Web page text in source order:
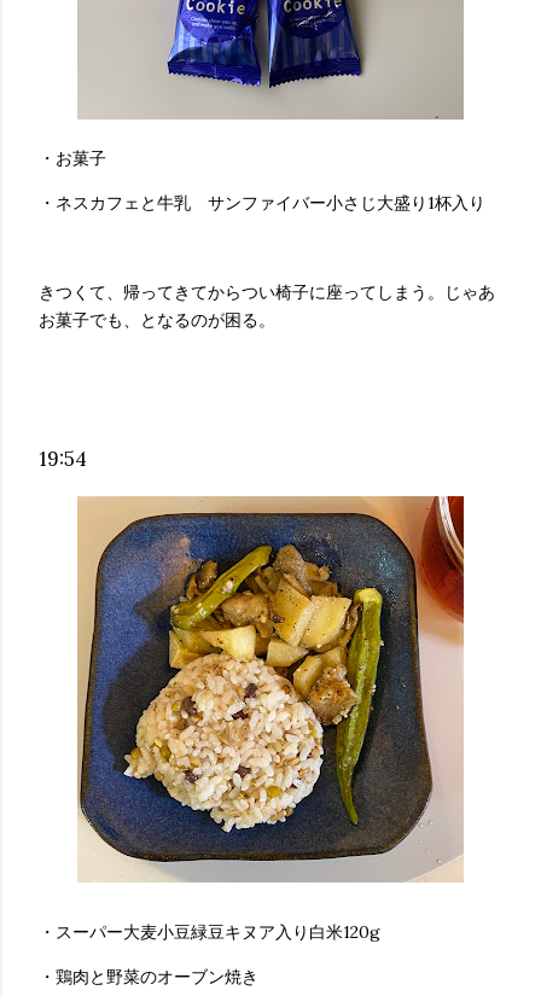
・お菓子
・ネスカフェと牛乳 サンファイバー小さじ大盛り1杯入り
きつくて、帰ってきてからつい椅子に座ってしまう。じゃあ
お菓子でも、となるのが困る。
19:54
・スーパー大麦小豆緑豆キヌア入り白米120g
・鶏肉と野菜のオーブン焼き